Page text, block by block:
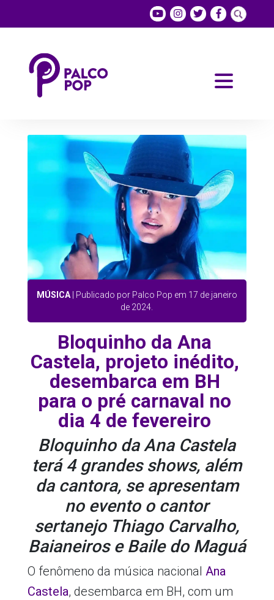
MÚSICA| Publicado por Palco Pop em 17 de janeiro
de 2024.
Bloquinho da Ana
Castela, projeto inédito,
desembarca em BH
para o pré carnaval no
dia 4 de fevereiro
Bloquinho da Ana Castela
terá 4 grandes shows, além
da cantora, se apresentam
no evento o cantor
sertanejo Thiago Carvalho,
Baianeiros e Baile do Maguá
O fenômeno da música nacional Ana
Castela, desembarca em BH, com um